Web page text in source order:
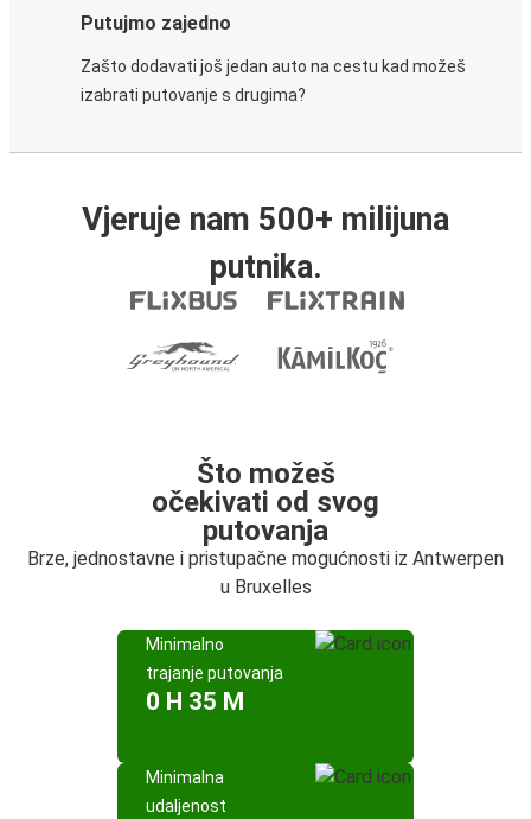
Putujmo zajedno
Zašto dodavati još jedan auto na cestu kad možeš
izabrati putovanje s drugima?
Vjeruje nam 500+ milijuna
putnika.
Što možeš
očekivati od svog
putovanja
Brze, jednostavne i pristupačne mogućnosti iz Antwerpen
u Bruxelles
Minimalno
trajanje putovanja
0 H 35 M
Minimalna
udaljenost